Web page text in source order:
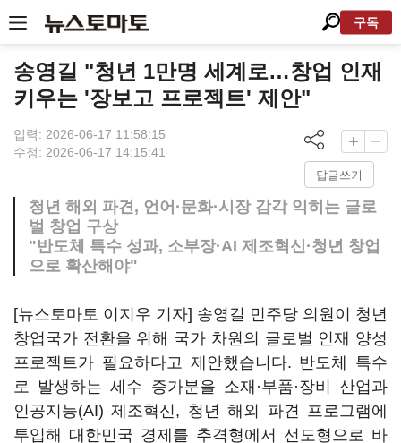
구독
송영길 "청년 1만명 세계로…창업 인재
키우는 '장보고 프로젝트' 제안"
입력: 2026-06-17 11:58:15
수정: 2026-06-17 14:15:41
답글쓰기
청년 해외 파견, 언어·문화·시장 감각 익히는 글로
벌 창업 구상
"반도체 특수 성과, 소부장·AI 제조혁신·청년 창업
으로 확산해야"
[뉴스토마토 이지우 기자] 송영길 민주당 의원이 청년
창업국가 전환을 위해 국가 차원의 글로벌 인재 양성
프로젝트가 필요하다고 제안했습니다. 반도체 특수
로 발생하는 세수 증가분을 소재·부품·장비 산업과
인공지능(AI) 제조혁신, 청년 해외 파견 프로그램에
투입해 대한민국 경제를 추격형에서 선도형으로 바